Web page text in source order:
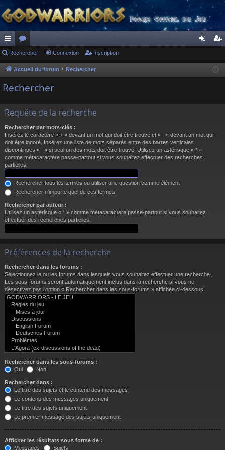
ac
co
ur
s
or
u
m
cri
Rechercher Connexion Inscription
Accueil du forum Rechercher
Rechercher
Requête de la recherche
Rechercher par mots-clés :
Insérez le caractère « + » devant un mot qui doit être trouvé et « - » devant un mot qui
doit être ignoré. Insérez une liste de mots séparés entre des barres verticales
discontinues « | » si seul un des mots doit être trouvé. Utilisez un astérisque « * »
comme métacaractère passe-partout si vous souhaitez effectuer des recherches
partielles.
Rechercher tous les termes ou utiliser une question comme élément
Rechercher n’importe quel de ces termes
Rechercher par auteur :
Utilisez un astérisque « * » comme métacaractère passe-partout si vous souhaitez
effectuer des recherches partielles.
Préférences de la recherche
Rechercher dans les forums :
Sélectionnez le ou les forums dans lesquels vous souhaitez effectuer une recherche.
Les sous-forums seront automatiquement inclus dans la recherche si vous ne
désactivez pas l’option « Rechercher dans les sous-forums » affichée ci-dessous.
Rechercher dans les sous-forums :
Oui
Non
Rechercher dans :
Le titre des sujets et le contenu des messages
Le contenu des messages uniquement
Le titre des sujets uniquement
Le premier message des sujets uniquement
Afficher les résultats sous forme de :
Messages
Sujets